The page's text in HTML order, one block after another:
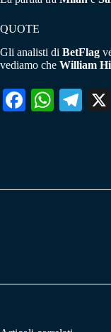
QUOTE
Gli analisti di BetFlag
vediamo che William
Fa W
pp
Te
m